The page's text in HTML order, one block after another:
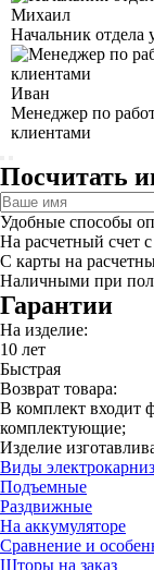
Михаил
Начальник отдела
Иван
Менеджер по
клиентами
Посчитать
Удобные способы
На расчетный счет
С карты на
Наличными при
Гарантии
На изделие:
10 лет
Быстрая
Возврат товара:
В комплект входит
комплектующие;
Изделие
Виды
Подъемные
Раздвижные
На аккумуляторе
Сравнение и
Шторы на заказ